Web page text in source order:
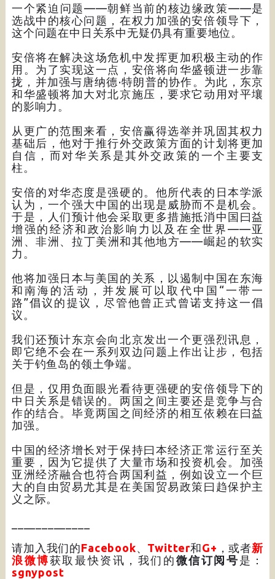
一个紧迫问题——朝鲜当前的核边缘政策——是
选战中的核心问题，在权力加强的安倍领导下，
这个问题在中日关系中无疑仍具有重要地位。
安倍将在解决这场危机中发挥更加积极主动的作
用。为了实现这一点，安倍将向华盛顿进一步靠
拢，并加强与唐纳德·特朗普的协作。为此，东京
和华盛顿将加大对北京施压，要求它动用对平壤
的影响力。
从更广的范围来看，安倍赢得选举并巩固其权力
基础后，他对于推行外交政策方面的计划将更加
自信，而对华关系是其外交政策的一个主要支
柱。
安倍的对华态度是强硬的。他所代表的日本学派
认为，一个强大中国的出现是威胁而不是机会。
于是，人们预计他会采取更多措施抵消中国曰益
增强的经济和政治影响力以及在全世界——亚
洲、非洲、拉丁美洲和其他地方——崛起的软实
力。
他将加强日本与美国的关系，以遏制中国在东海
和南海的活动，并发展可以取代中国“一带一
路”倡议的提议，尽管他曾正式曾诺支持这一倡
议。
我们还预计东京会向北京发出一个更强烈讯息，
即它绝不会在一系列双边问题上作出让步，包括
关于钓鱼岛的领土争端。
但是，仅用负面眼光看待更强硬的安倍领导下的
中日关系是错误的。两国之间主要还是竞争与合
作的结合。毕竟两国之间经济的相互依赖在曰益
加强。
中国的经济增长对于保持曰本经济正常运行至关
重要，因为它提供了大量市场和投资机会。加强
亚洲经济融合也符合两国利益，例如设立一个巨
大的自由贸易尤其是在美国贸易政策曰趋保护主
义之际。
请加入我们的Facebook、 Twitter和G+ ，或者新
浪微博获取最快资讯，我们的 微信订阅号 是：
sgnypost